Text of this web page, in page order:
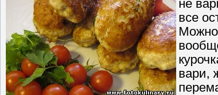
не
все
Можно
вари,